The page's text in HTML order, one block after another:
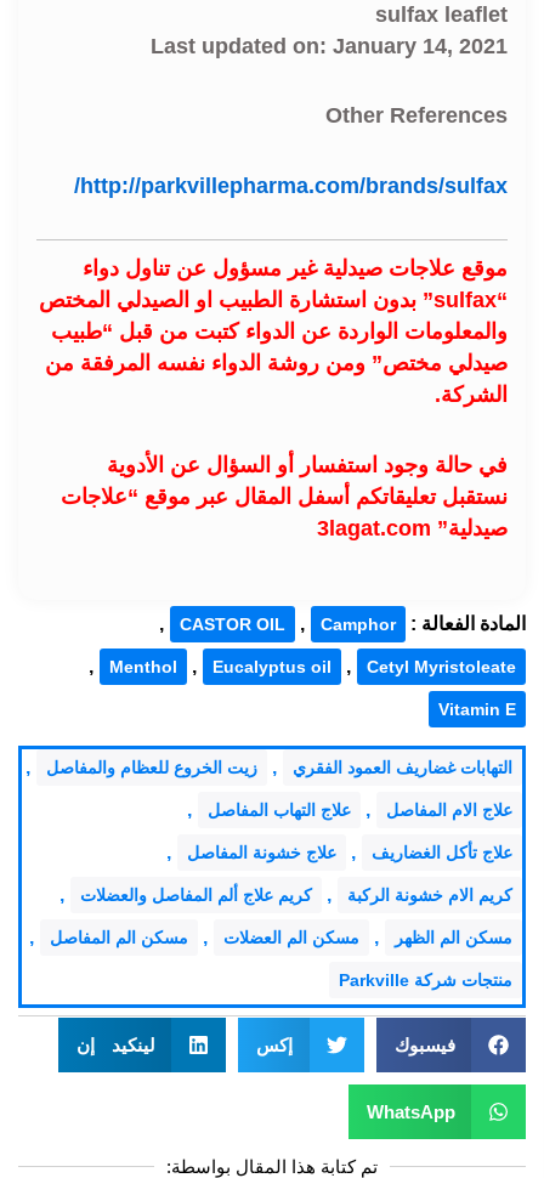
sulfax leaflet
Last updated on: January 14, 2021
Other References
http://parkvillepharma.com/brands/sulfax/
موقع علاجات صيدلية غير مسؤول عن تناول دواء
“sulfax” بدون استشارة الطبيب او الصيدلي المختص
والمعلومات الواردة عن الدواء كتبت من قبل “طبيب
صيدلي مختص” ومن روشة الدواء نفسه المرفقة من
الشركة.
في حالة وجود استفسار أو السؤال عن الأدوية
نستقبل تعليقاتكم أسفل المقال عبر موقع “علاجات
صيدلية” 3lagat.com
المادة الفعالة : Camphor
,
CASTOR OIL
,
Cetyl Myristoleate
,
Eucalyptus oil
,
Menthol
,
Vitamin E
التهابات غضاريف العمود الفقري , زيت الخروع للعظام والمفاصل ,
علاج الام المفاصل , علاج التهاب المفاصل ,
علاج تأكل الغضاريف , علاج خشونة المفاصل ,
كريم الام خشونة الركبة , كريم علاج ألم المفاصل والعضلات ,
مسكن الم الظهر , مسكن الم العضلات , مسكن الم المفاصل ,
منتجات شركة Parkville
فيسبوك إكس لينكيد إن
WhatsApp
تم كتابة هذا المقال بواسطة: